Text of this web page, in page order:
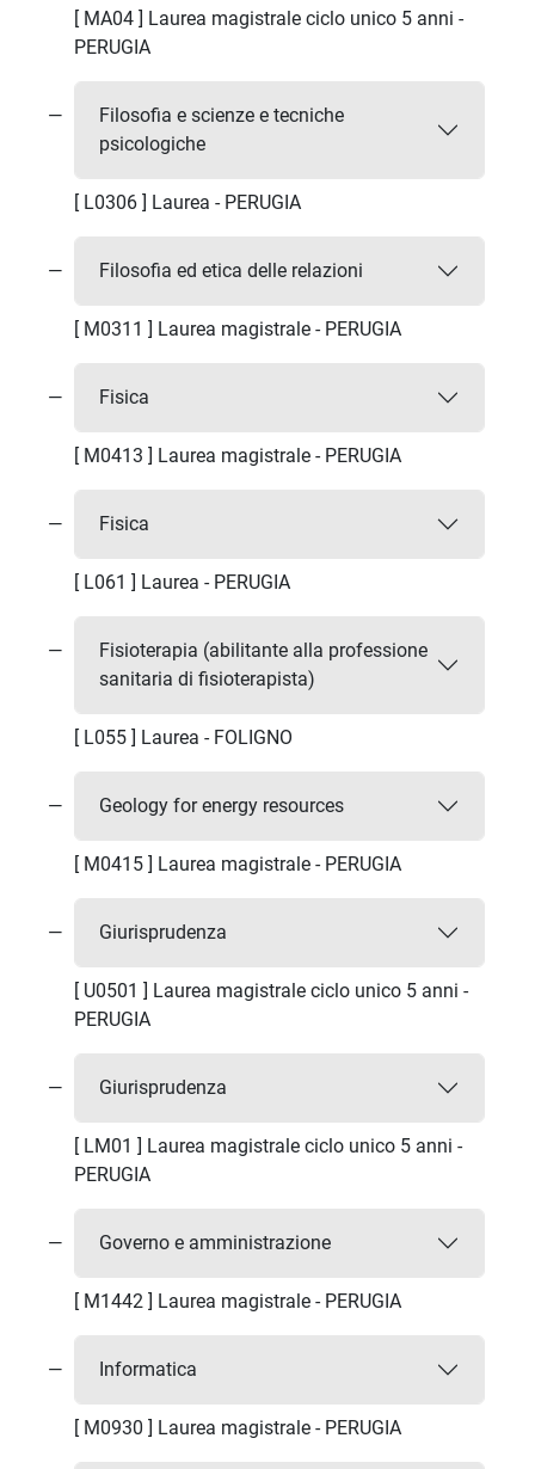
[ MA04 ] Laurea magistrale ciclo unico 5 anni -
PERUGIA
Filosofia e scienze e tecniche
psicologiche
[ L0306 ] Laurea - PERUGIA
Filosofia ed etica delle relazioni
[ M0311 ] Laurea magistrale - PERUGIA
Fisica
[ M0413 ] Laurea magistrale - PERUGIA
Fisica
[ L061 ] Laurea - PERUGIA
Fisioterapia (abilitante alla professione
sanitaria di fisioterapista)
[ L055 ] Laurea - FOLIGNO
Geology for energy resources
[ M0415 ] Laurea magistrale - PERUGIA
Giurisprudenza
[ U0501 ] Laurea magistrale ciclo unico 5 anni -
PERUGIA
Giurisprudenza
[ LM01 ] Laurea magistrale ciclo unico 5 anni -
PERUGIA
Governo e amministrazione
[ M1442 ] Laurea magistrale - PERUGIA
Informatica
[ M0930 ] Laurea magistrale - PERUGIA